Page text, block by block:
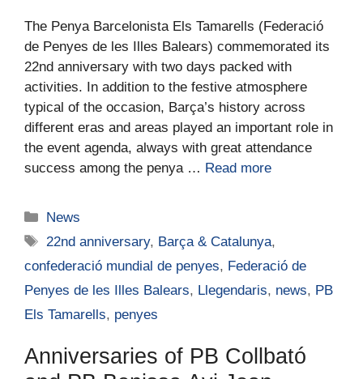
The Penya Barcelonista Els Tamarells (Federació
de Penyes de les Illes Balears) commemorated its
22nd anniversary with two days packed with
activities. In addition to the festive atmosphere
typical of the occasion, Barça’s history across
different eras and areas played an important role in
the event agenda, always with great attendance
success among the penya … Read more
News
22nd anniversary, Barça & Catalunya,
confederació mundial de penyes, Federació de
Penyes de les Illes Balears, Llegendaris, news, PB
Els Tamarells, penyes
Anniversaries of PB Collbató